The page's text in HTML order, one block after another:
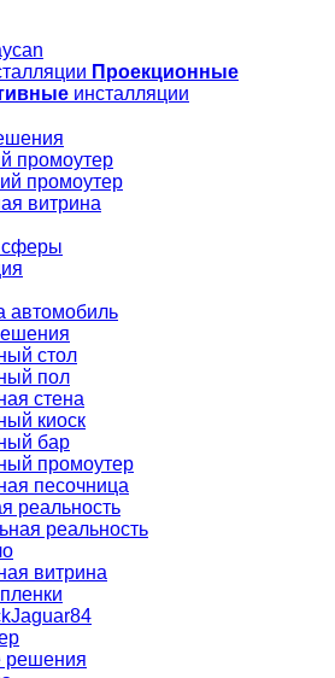
Проекционные
инсталляции
промоутер
промоутер
витрина
автомобиль
стол
пол
стена
киоск
бар
промоутер
песочница
реальность
реальность
витрина
решения